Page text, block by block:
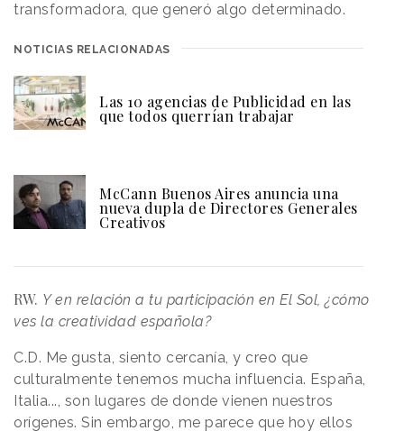
transformadora, que generó algo determinado.
NOTICIAS RELACIONADAS
Las 10 agencias de Publicidad en las
que todos querrían trabajar
McCann Buenos Aires anuncia una
nueva dupla de Directores Generales
Creativos
RW. Y en relación a tu participación en El Sol, ¿cómo
ves la creatividad española?
C.D. Me gusta, siento cercanía, y creo que
culturalmente tenemos mucha influencia. España,
Italia..., son lugares de donde vienen nuestros
orígenes. Sin embargo, me parece que hoy ellos